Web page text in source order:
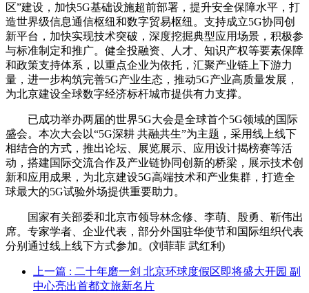
区”建设，加快5G基础设施超前部署，提升安全保障水平，打
造世界级信息通信枢纽和数字贸易枢纽。支持成立5G协同创
新平台，加快实现技术突破，深度挖掘典型应用场景，积极参
与标准制定和推广。健全投融资、人才、知识产权等要素保障
和政策支持体系，以重点企业为依托，汇聚产业链上下游力
量，进一步构筑完善5G产业生态，推动5G产业高质量发展，
为北京建设全球数字经济标杆城市提供有力支撑。
已成功举办两届的世界5G大会是全球首个5G领域的国际
盛会。本次大会以“5G深耕 共融共生”为主题，采用线上线下
相结合的方式，推出论坛、展览展示、应用设计揭榜赛等活
动，搭建国际交流合作及产业链协同创新的桥梁，展示技术创
新和应用成果，为北京建设5G高端技术和产业集群，打造全
球最大的5G试验外场提供重要助力。
国家有关部委和北京市领导林念修、李萌、殷勇、靳伟出
席。专家学者、企业代表，部分外国驻华使节和国际组织代表
分别通过线上线下方式参加。(刘菲菲 武红利)
上一篇 : 二十年磨一剑 北京环球度假区即将盛大开园 副
中心亮出首都文旅新名片